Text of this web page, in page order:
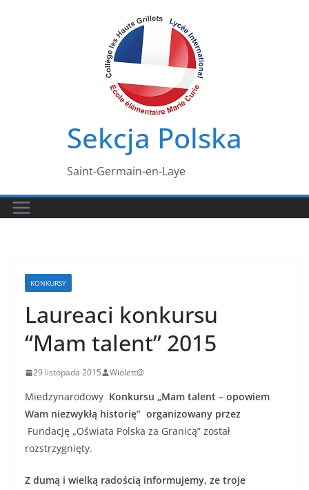
Sekcja Polska
Saint-Germain-en-Laye
KONKURSY
Laureaci konkursu
“Mam talent” 2015
29 listopada 2015 Wiolett@
Miedzynarodowy Konkursu „Mam talent – opowiem
Wam niezwykłą historię” organizowany przez
Fundację „Oświata Polska za Granicą” został
rozstrzygnięty.
Z dumą i wielką radością informujemy, ze troje